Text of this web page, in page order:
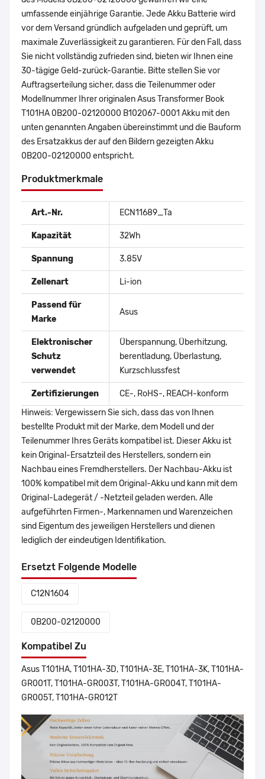
umfassende einjährige Garantie. Jede Akku Batterie wird
vor dem Versand gründlich aufgeladen und geprüft, um
maximale Zuverlässigkeit zu garantieren. Für den Fall, dass
Sie nicht vollständig zufrieden sind, bieten wir Ihnen eine
30-tägige Geld-zurück-Garantie. Bitte stellen Sie vor
Auftragserteilung sicher, dass die Teilenummer oder
Modellnummer Ihrer originalen Asus Transformer Book
T101HA 0B200-02120000 B102067-0001 Akku mit den
unten genannten Angaben übereinstimmt und die Bauform
des Ersatzakkus der auf den Bildern gezeigten Akku
0B200-02120000 entspricht.
Produktmerkmale
Art.-Nr. ECN11689_Ta
Kapazität 32Wh
Spannung 3.85V
Zellenart Li-ion
Passend für
Marke
Asus
Elektronischer
Schutz
verwendet
Überspannung, Überhitzung,
berentladung, Überlastung,
Kurzschlussfest
Zertifizierungen
CE-, RoHS-, REACH-konform
Hinweis: Vergewissern Sie sich, dass das von Ihnen
bestellte Produkt mit der Marke, dem Modell und der
Teilenummer Ihres Geräts kompatibel ist. Dieser Akku ist
kein Original-Ersatzteil des Herstellers, sondern ein
Nachbau eines Fremdherstellers. Der Nachbau-Akku ist
100% kompatibel mit dem Original-Akku und kann mit dem
Original-Ladegerät / -Netzteil geladen werden. Alle
aufgeführten Firmen-, Markennamen und Warenzeichen
sind Eigentum des jeweiligen Herstellers und dienen
lediglich der eindeutigen Identifikation.
Ersetzt Folgende Modelle
C12N1604
0B200-02120000
Kompatibel Zu
Asus T101HA, T101HA-3D, T101HA-3E, T101HA-3K, T101HA-
GR001T, T101HA-GR003T, T101HA-GR004T, T101HA-
GR005T, T101HA-GR012T